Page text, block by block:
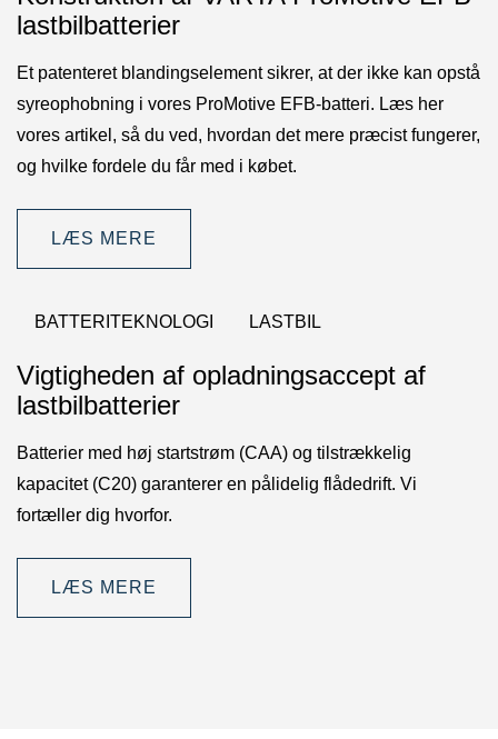
lastbilbatterier
Et patenteret blandingselement sikrer, at der ikke kan opstå
syreophobning i vores ProMotive EFB-batteri. Læs her
vores artikel, så du ved, hvordan det mere præcist fungerer,
og hvilke fordele du får med i købet.
LÆS MERE
BATTERITEKNOLOGI LASTBIL
Vigtigheden af opladningsaccept af
lastbilbatterier
Batterier med høj startstrøm (CAA) og tilstrækkelig
kapacitet (C20) garanterer en pålidelig flådedrift. Vi
fortæller dig hvorfor.
LÆS MERE